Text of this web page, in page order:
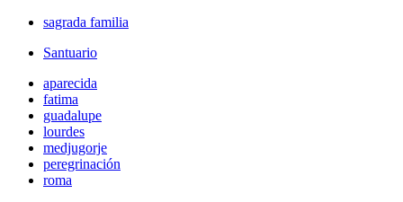
sagrada familia
Santuario
aparecida
fatima
guadalupe
lourdes
medjugorje
peregrinación
roma